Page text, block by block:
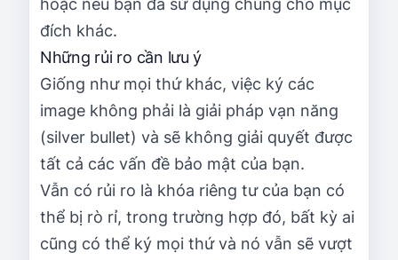
hoặc nếu bạn đã sử dụng chúng cho mục
đích khác.
Những rủi ro cần lưu ý
Giống như mọi thứ khác, việc ký các
image không phải là giải pháp vạn năng
(silver bullet) và sẽ không giải quyết được
tất cả các vấn đề bảo mật của bạn.
Vẫn có rủi ro là khóa riêng tư của bạn có
thể bị rò rỉ, trong trường hợp đó, bất kỳ ai
cũng có thể ký mọi thứ và nó vẫn sẽ vượt